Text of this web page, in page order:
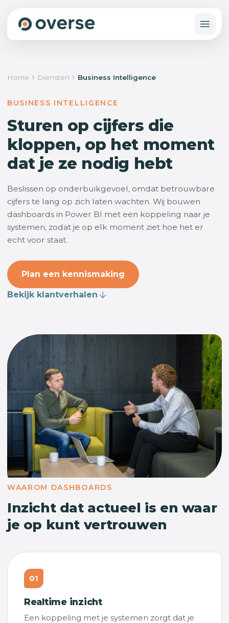
Home Diensten Business Intelligence
BUSINESS INTELLIGENCE
Sturen op cijfers die
kloppen, op het moment
dat je ze nodig hebt
Beslissen op onderbuikgevoel, omdat betrouwbare
cijfers te lang op zich laten wachten. Wij bouwen
dashboards in Power BI met een koppeling naar je
systemen, zodat je op elk moment ziet hoe het er
echt voor staat.
Plan een kennismaking
Bekijk klantverhalen
WAAROM DASHBOARDS
Inzicht dat actueel is en waar
je op kunt vertrouwen
01
Realtime inzicht
Een koppeling met je systemen zorgt dat je